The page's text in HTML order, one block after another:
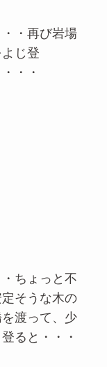
・・再び岩場
よじ登
・・・
・ちょっと不
そうな木の
渡って、少
登ると・・・